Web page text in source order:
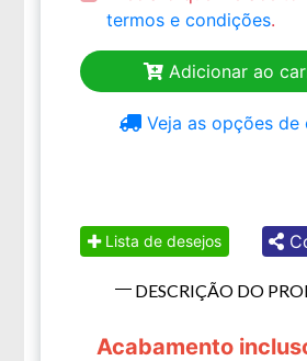
termos e condições.
Adicionar ao
Veja as opções de
Lista de desejos
DESCRIÇÃO DO
Acabamento